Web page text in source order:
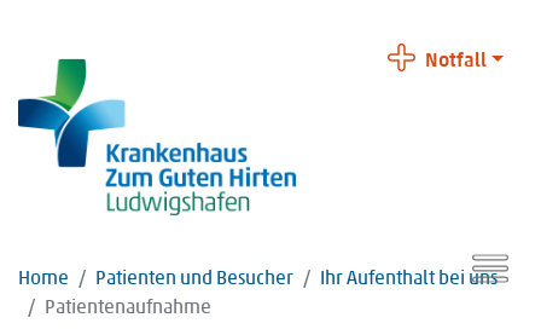
Notfall
Home Patienten und Besucher
Ihr Aufenthalt bei uns
Patientenaufnahme